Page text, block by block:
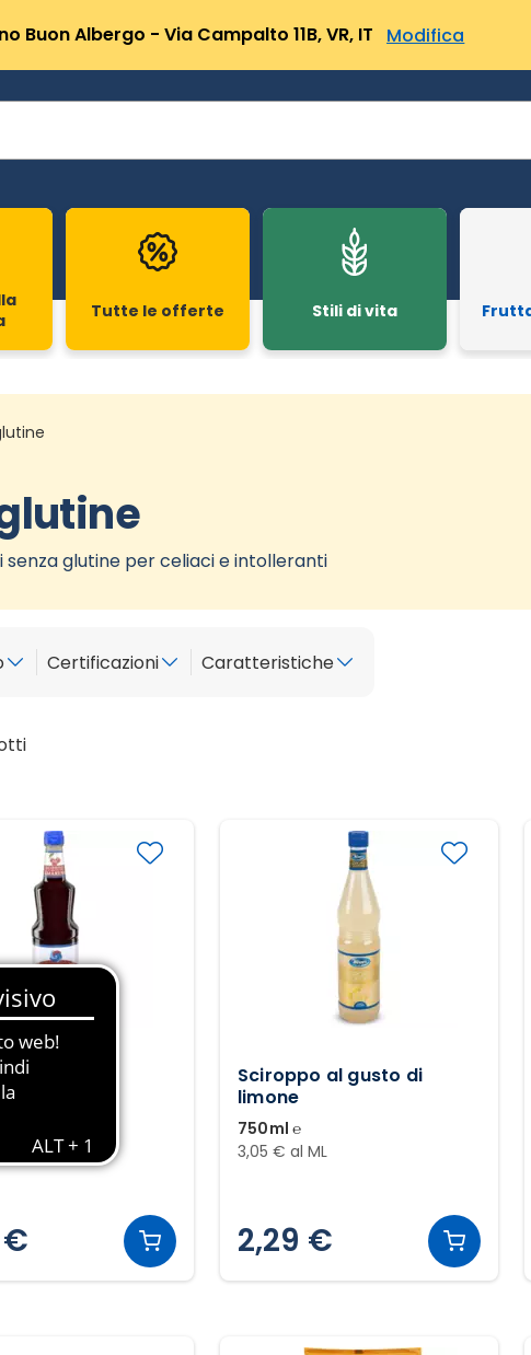
Buon Albergo - Via Campalto 11B, VR, IT Modifica
Tutte le offerte Stili di vita
glutine per celiaci e intolleranti
Certificazioni Caratteristiche
al gusto di
€
Sciroppo al gusto di
limone
750ml ℮
3,05 € al ML
2,29 €